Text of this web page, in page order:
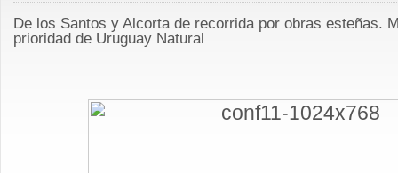
De los Santos y Alcorta de recorrida por obras esteñas.
prioridad de Uruguay Natural